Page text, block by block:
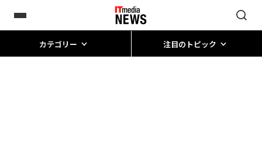
カテゴリー 注目のトピック